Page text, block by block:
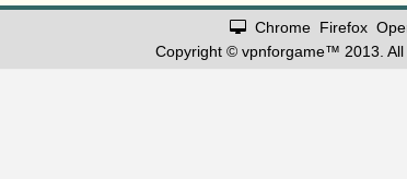
Chrome Firefox
Copyright © vpnforgame™ 2013. All